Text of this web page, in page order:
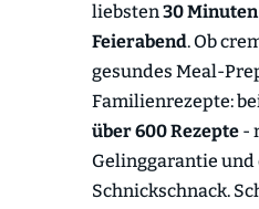
liebsten30
Feierabend. Ob
gesundes Meal-
Familienrezepte:
über 600 Rezepte-
Gelinggarantie und
Schnickschnack.